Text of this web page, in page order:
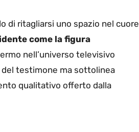
di ritagliarsi uno spazio nel cuore
come la figura
nell’universo televisivo
del testimone ma sottolinea
qualitativo offerto dalla